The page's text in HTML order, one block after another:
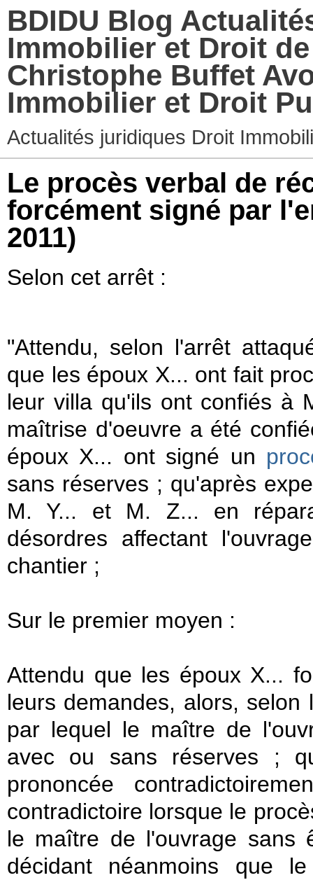
BDIDU Blog
Immobilier et Droit
Christophe Buffet
Immobilier et Droit
Actualités juridiques Droit
Le procès verbal de
forcément signé par
2011)
Selon cet arrêt :
"Attendu, selon l'arrêt
que les époux X... ont fait
leur villa qu'ils ont confiés à
maîtrise d'oeuvre a été
époux X... ont signé un
sans réserves ; qu'après
M. Y... et M. Z... en
désordres affectant
chantier ;
Sur le premier moyen :
Attendu que les époux X...
leurs demandes, alors,
par lequel le maître de
avec ou sans réserves ;
prononcée
contradictoire lorsque le
le maître de l'ouvrage sans
décidant néanmoins que